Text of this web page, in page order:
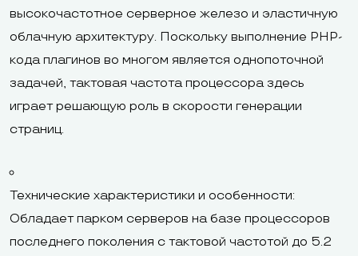
высокочастотное серверное железо и эластичную
облачную архитектуру. Поскольку выполнение PHP-
кода плагинов во многом является однопоточной
задачей, тактовая частота процессора здесь
играет решающую роль в скорости генерации
страниц.
Технические характеристики и особенности:
Обладает парком серверов на базе процессоров
последнего поколения с тактовой частотой до 5.2